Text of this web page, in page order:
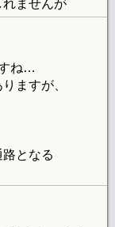
れませんが
ね…
ますが、
となる